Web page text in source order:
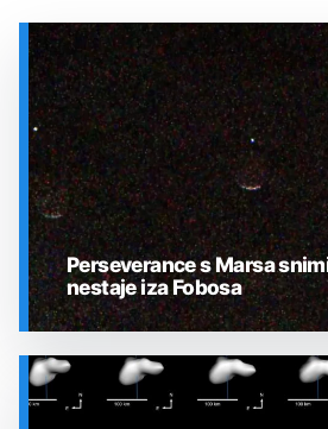
SVEMIR
Perseverance s Marsa
nestaje iza Fobosa